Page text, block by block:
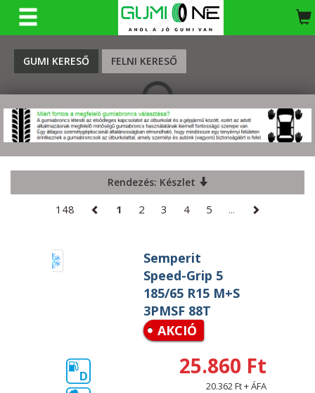
GUMI KERESŐ FELNI KERESŐ
KERESÉS
Rendezés: Készlet
148 1 2 3 4 5 ...
Semperit
Speed-Grip 5
185/65 R15 M+S
3PMSF 88T
AKCIÓ
D 25.860 Ft
20.362 Ft + ÁFA